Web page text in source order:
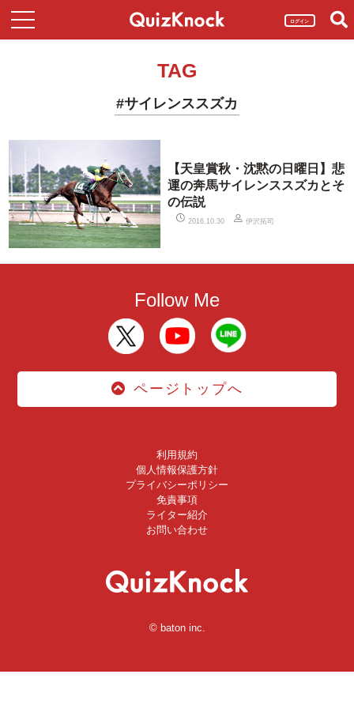
ログイン
TAG
#サイレンススズカ
【天皇賞秋・沈黙の日曜日】悲
運の奔馬サイレンススズカとそ
の伝説
2016.10.30 伊沢拓司
Follow Me
ページトップへ
利用規約
個人情報保護方針
プライバシーポリシー
免責事項
ライター紹介
お問い合わせ
© baton inc.